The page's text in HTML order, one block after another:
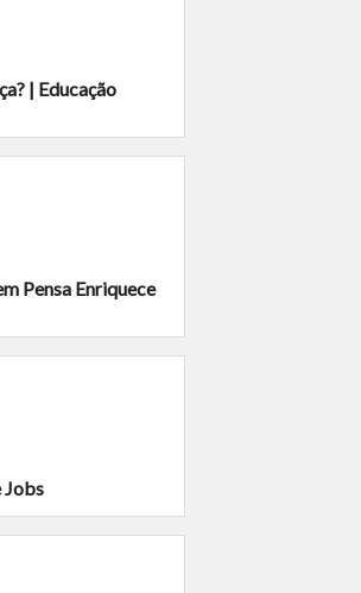
| Educação
Pensa Enriquece
Jobs